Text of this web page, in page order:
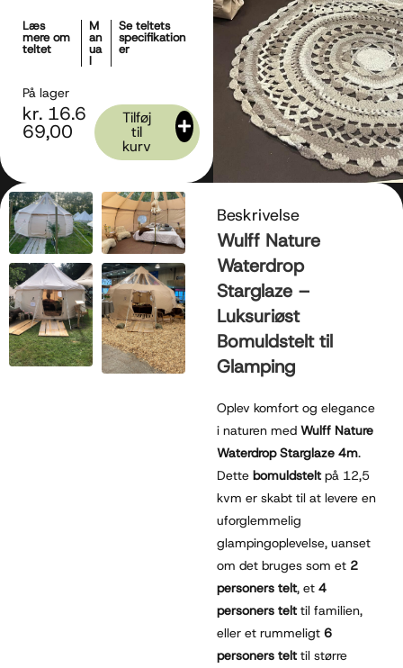
Læs
mere om
teltet
M
an
ua
l
Se teltets
specifikation
er
På lager
kr. 16.6
69,00
Tilføj
til
kurv
Beskrivelse
Wulff Nature
Waterdrop
Starglaze –
Luksuriøst
Bomuldstelt til
Glamping
Oplev komfort og elegance
i naturen med Wulff Nature
Waterdrop Starglaze 4m.
Dette bomuldsteltpå 12,5
kvm er skabt til at levere en
uforglemmelig
glampingoplevelse, uanset
om det bruges som et 2
personers telt, et 4
personers telttil familien,
eller et rummeligt 6
personers telttil større